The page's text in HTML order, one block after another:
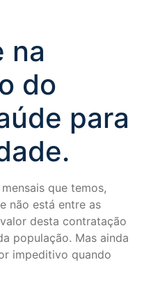
na
do
para
que temos,
não está entre as
desta contratação
população. Mas ainda
impeditivo quando